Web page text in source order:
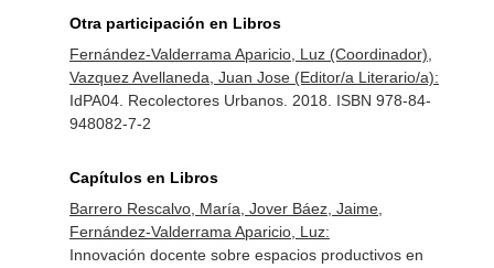
Otra participación en Libros
Fernández-Valderrama Aparicio, Luz (Coordinador),
Vazquez Avellaneda, Juan Jose (Editor/a Literario/a):
IdPA04. Recolectores Urbanos. 2018. ISBN 978-84-
948082-7-2
Capítulos en Libros
Barrero Rescalvo, María, Jover Báez, Jaime,
Fernández-Valderrama Aparicio, Luz:
Innovación docente sobre espacios productivos en